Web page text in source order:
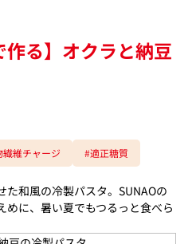
作る】オクラと納豆
繊維チャージ #適正糖質
和風の冷製パスタ。SUNAOの
めに、暑い夏でもつるっと食べら